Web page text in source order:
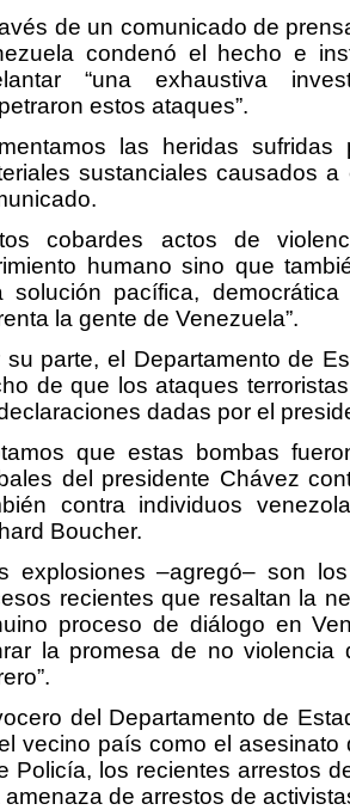
de un comunicado de
condenó el hecho e
“una exhaustiva
estos ataques”.
las heridas
sustanciales causados
cobardes actos de
humano sino que
solución pacífica,
la gente de Venezuela”.
su parte, el Departamento de
de que los ataques
dadas por el
que estas bombas
del presidente Chávez
contra individuos
Boucher.
explosiones –agregó– son
recientes que resaltan la
proceso de diálogo en
la promesa de no
del Departamento de
vecino país como el
Policía, los recientes arrestos
amenaza de arrestos de